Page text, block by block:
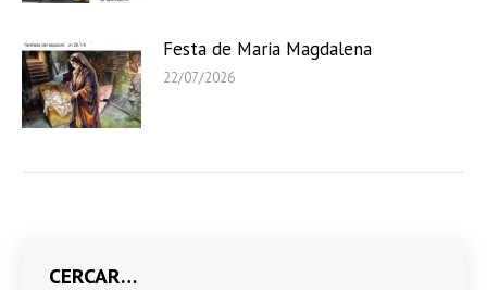
Festa de Maria Magdalena
22/07/2026
CERCAR…